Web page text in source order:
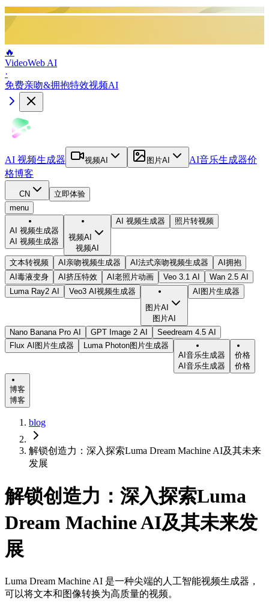
🔥
VideoWeb AI
·
免费亲吻&拥抱特效视频AI
AI 视频生成器 视频AI 图片AI AI音乐生成器价
格博客
CN
立即体验
menu
AI 视频生成器
AI 视频生成器
视频AI
视频AI
AI 视频生成器 照片转视频
文本转视频 AI亲吻视频生成器 AI法式亲吻视频生成器
AI拥抱
AI毒液变身
AI挤压特效 AI老照片动画 Veo 3.1 AI
Wan 2.5 AI
Luma Ray2 AI
Veo3 AI视频生成器
图片AI
图片AI
AI图片生成器
Nano Banana Pro AI GPT Image 2 AI
Seedream 4.5 AI
Flux AI图片生成器
Luma Photon图片生成器
AI音乐生成器
AI音乐生成器
价格
价格
博客
博客
blog
解锁创造力：深入探索Luma Dream Machine AI及其未来
发展
解锁创造力：深入探索Luma
Dream Machine AI及其未来发
展
Luma Dream Machine AI 是一种尖端的人工智能视频生成器，
可以将文本和图像转换为高质量的视频。